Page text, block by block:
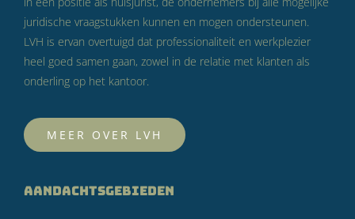
juridische vraagstukken kunnen en mogen ondersteunen.
LVH is ervan overtuigd dat professionaliteit en werkplezier
heel goed samen gaan, zowel in de relatie met klanten als
onderling op het kantoor.
MEER OVER LVH
AANDACHTSGEBIEDEN